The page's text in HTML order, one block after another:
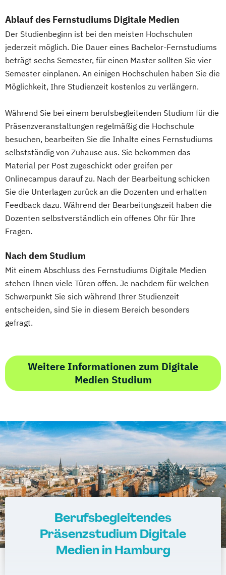
Ablauf des Fernstudiums Digitale Medien
Der Studienbeginn ist bei den meisten Hochschulen
jederzeit möglich. Die Dauer eines Bachelor-Fernstudiums
beträgt sechs Semester, für einen Master sollten Sie vier
Semester einplanen. An einigen Hochschulen haben Sie die
Möglichkeit, Ihre Studienzeit kostenlos zu verlängern.
Während Sie bei einem berufsbegleitenden Studium für die
Präsenzveranstaltungen regelmäßig die Hochschule
besuchen, bearbeiten Sie die Inhalte eines Fernstudiums
selbstständig von Zuhause aus. Sie bekommen das
Material per Post zugeschickt oder greifen per
Onlinecampus darauf zu. Nach der Bearbeitung schicken
Sie die Unterlagen zurück an die Dozenten und erhalten
Feedback dazu. Während der Bearbeitungszeit haben die
Dozenten selbstverständlich ein offenes Ohr für Ihre
Fragen.
Nach dem Studium
Mit einem Abschluss des Fernstudiums Digitale Medien
stehen Ihnen viele Türen offen. Je nachdem für welchen
Schwerpunkt Sie sich während Ihrer Studienzeit
entscheiden, sind Sie in diesem Bereich besonders
gefragt.
Weitere Informationen zum Digitale
Medien Studium
Berufsbegleitendes
Präsenzstudium Digitale
Medien in Hamburg